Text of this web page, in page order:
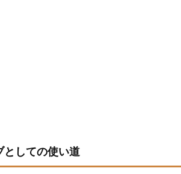
としての使い道